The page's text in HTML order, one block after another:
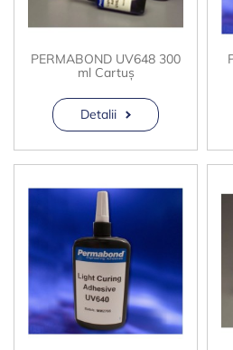
PERMABOND UV648 300
ml Cartuș
Detalii